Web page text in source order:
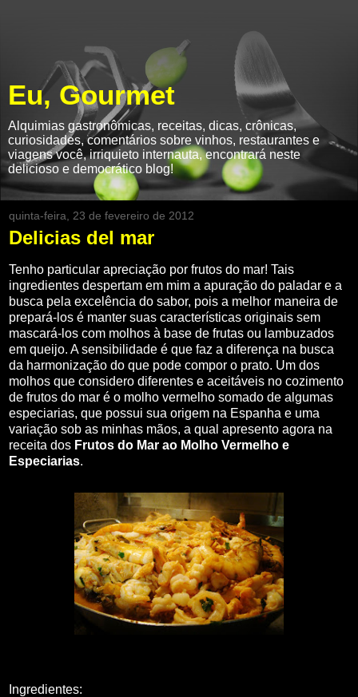
Eu, Gourmet
Alquimias gastronômicas, receitas, dicas, crônicas,
curiosidades, comentários sobre vinhos, restaurantes e
viagens você, irriquieto internauta, encontrará neste
delicioso e democrático blog!
quinta-feira, 23 de fevereiro de 2012
Delicias del mar
Tenho particular apreciação por frutos do mar! Tais
ingredientes despertam em mim a apuração do paladar e a
busca pela excelência do sabor, pois a melhor maneira de
prepará-los é manter suas características originais sem
mascará-los com molhos à base de frutas ou lambuzados
em queijo. A sensibilidade é que faz a diferença na busca
da harmonização do que pode compor o prato. Um dos
molhos que considero diferentes e aceitáveis no cozimento
de frutos do mar é o molho vermelho somado de algumas
especiarias, que possui sua origem na Espanha e uma
variação sob as minhas mãos, a qual apresento agora na
receita dos Frutos do Mar ao Molho Vermelho e
Especiarias.
Ingredientes: